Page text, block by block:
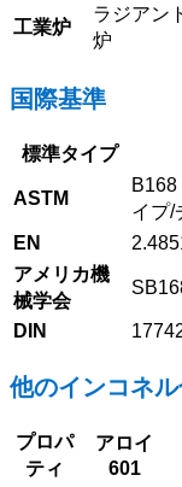
工業炉
ラジアン
炉
国際基準
標準タイプ
ASTM
B168
イプ/
EN
アメリカ機
械学会
DIN
他のインコネ
プロパ
ティ
アロイ
601